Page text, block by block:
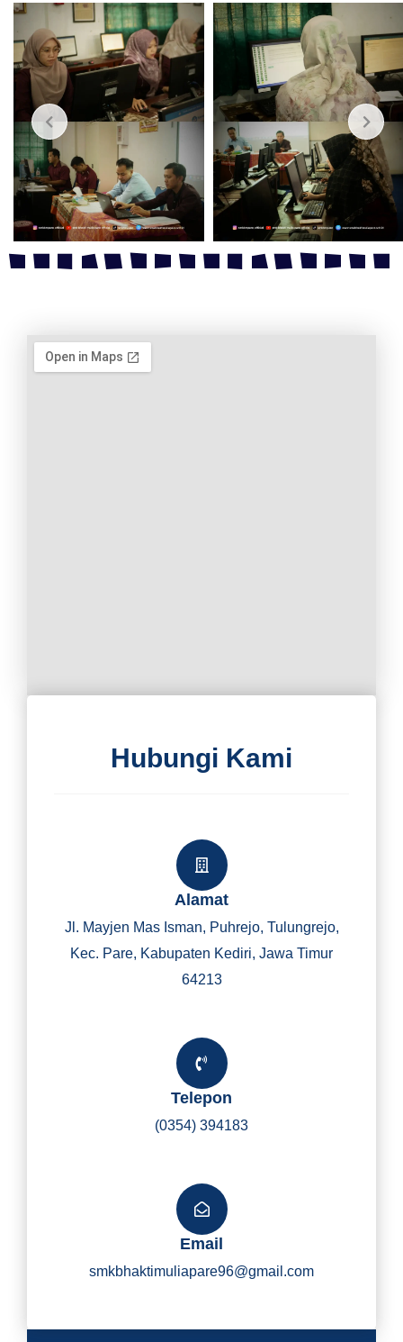
Y
I
Hubungi Kami
Alamat
Jl. Mayjen Mas Isman, Puhrejo, Tulungrejo,
Kec. Pare, Kabupaten Kediri, Jawa Timur
64213
Telepon
(0354) 394183
Email
smkbhaktimuliapare96@gmail.com